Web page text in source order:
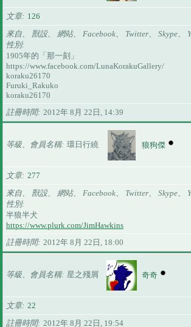
文章
126
來自、 獸設、 網站、 Facebook、 Twitter、 Skype、
性別
1905年的「那一刻」
https://www.facebook.com/LunaKorakuGallery/
koraku26170
Furuki_Rakuko
koraku26170
註冊時間
2012年 8月 22日, 14:39
等級、會員名稱 環日行繞 狼狗傑
文章 277
來自、 獸設、 網站、 Facebook、 Twitter、 Skype、
性別
半狼半犬
https://www.plurk.com/JimHawkins
註冊時間
2012年 8月 22日, 18:00
等級、會員名稱 星之殘屑 奇奇
文章 22
註冊時間
2012年 8月 22日, 19:54